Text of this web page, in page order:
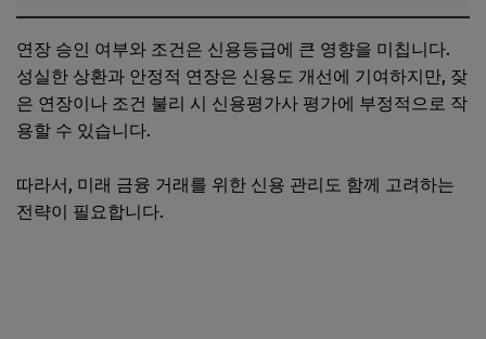
연장 승인 여부와 조건은 신용등급에 큰 영향을 미칩니다.
성실한 상환과 안정적 연장은 신용도 개선에 기여하지만, 잦
은 연장이나 조건 불리 시 신용평가사 평가에 부정적으로 작
용할 수 있습니다.
따라서, 미래 금융 거래를 위한 신용 관리도 함께 고려하는
전략이 필요합니다.